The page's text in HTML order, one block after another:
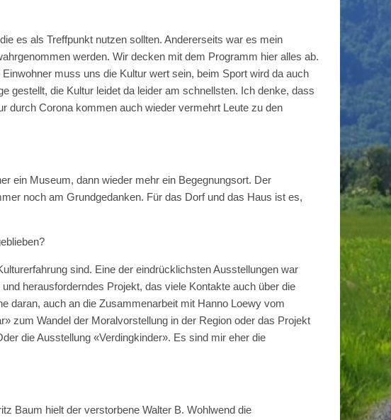
es als Treffpunkt nutzen sollten. Andererseits war es mein
werden. Wir decken mit dem Programm hier alles ab.
muss uns die Kultur wert sein, beim Sport wird da auch
gestellt, die Kultur leidet da leider am schnellsten. Ich denke, dass
durch Corona kommen auch wieder vermehrt Leute zu den
ein Museum, dann wieder mehr ein Begegnungsort. Der
noch am Grundgedanken. Für das Dorf und das Haus ist es,
sind. Eine der eindrücklichsten Ausstellungen war
herausforderndes Projekt, das viele Kontakte auch über die
daran, auch an die Zusammenarbeit mit Hanno Loewy vom
zum Wandel der Moralvorstellung in der Region oder das Projekt
die Ausstellung «Verdingkinder». Es sind mir eher die
Baum hielt der verstorbene Walter B. Wohlwend die